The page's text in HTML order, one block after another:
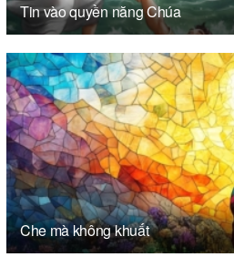
Tin vào quyền năng Chúa
Che mà không khuất